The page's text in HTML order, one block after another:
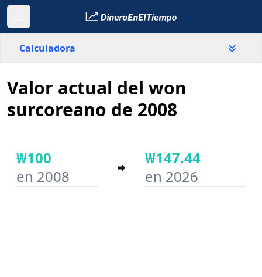
Calculadora
País
Año inicial
Valor actual del won
surcoreano de 2008
₩100
en 2008
₩147.44
en 2026